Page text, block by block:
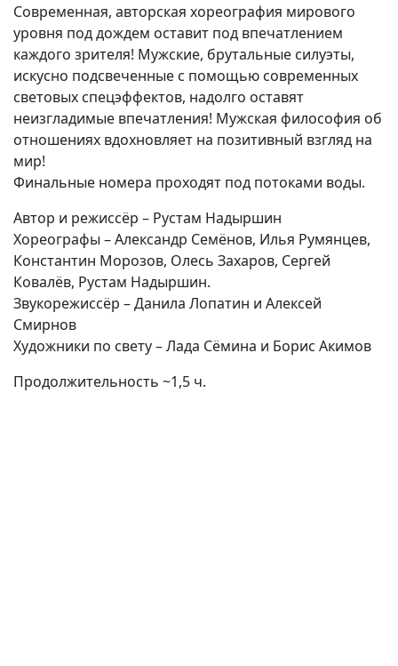
Современная, авторская хореография мирового
уровня под дождем оставит под впечатлением
каждого зрителя! Мужские, брутальные силуэты,
искусно подсвеченные с помощью современных
световых спецэффектов, надолго оставят
неизгладимые впечатления! Мужская философия об
отношениях вдохновляет на позитивный взгляд на
мир!
Финальные номера проходят под потоками воды.
Автор и режиссёр – Рустам Надыршин
Хореографы – Александр Семёнов, Илья Румянцев,
Константин Морозов, Олесь Захаров, Сергей
Ковалёв, Рустам Надыршин.
Звукорежиссёр – Данила Лопатин и Алексей
Смирнов
Художники по свету – Лада Сёмина и Борис Акимов
Продолжительность ~1,5 ч.